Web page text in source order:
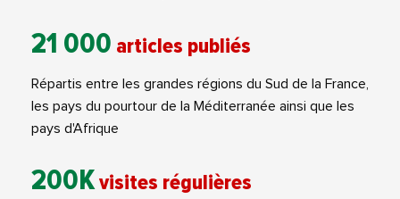
21 000 articles publiés
Répartis entre les grandes régions du Sud de la France,
les pays du pourtour de la Méditerranée ainsi que les
pays d'Afrique
200Kvisites régulières